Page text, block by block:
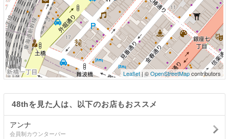
Leaflet| ©OpenStreetMapcontributors
48thを見た人は、以下のお店もおススメ
アンナ
会員制カウンターバー